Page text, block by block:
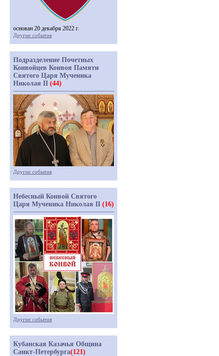
основан 20 декабря 2022 г.
Другие события
Подразделение Почетных
Конвойцев Конвоя Памяти
Святого Царя Мученика
Николая II (44)
Другие события
Небесный Конвой Святого
Царя Мученика Николая II (16)
Другие события
Кубанская Казачья Община
Санкт-Петербурга(121)